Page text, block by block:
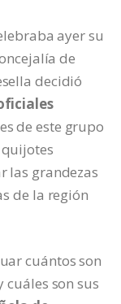
ayer su
de
decidió
de este grupo
las grandezas
de la región
cuántos son
cuáles son sus